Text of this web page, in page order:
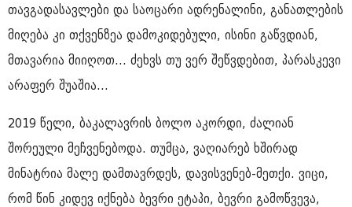
თავგადასავლები და საოცარი ადრენალინი, განათლების
მიღება კი თქვენზეა დამოკიდებული, ისინი გაწვდიან,
მთავარია მიიღოთ... ძეხვს თუ ვერ შეწვდებით, პარასკევი
არაფერ შუაშია...
2019 წელი, ბაკალავრის ბოლო აკორდი, ძალიან
შორეული მეჩვენებოდა. თუმცა, ვაღიარებ ხშირად
მინატრია მალე დამთავრდეს, დავისვენებ-მეთქი. ვიცი,
რომ წინ კიდევ იქნება ბევრი ეტაპი, ბევრი გამოწვევა,